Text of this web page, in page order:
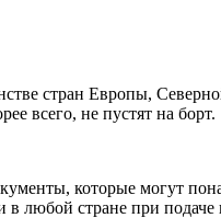
стран Европы,
всего, не пустят на борт.
которые могут
в любой стране при